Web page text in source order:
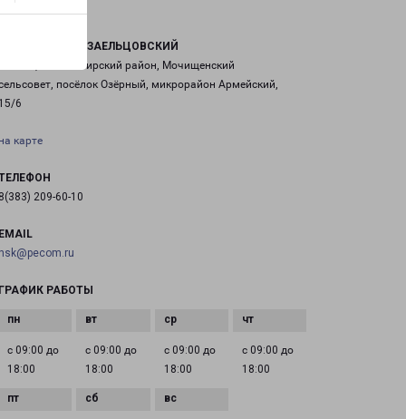
ЗАЕЛЬЦОВСКИЙ
Новосибирский район, Мочищенский
посёлок Озёрный, микрорайон Армейский,
6
карте
209-60-10
РАБОТЫ
с 09:00 до
18:00
с 09:00 до
18:00
с 09:00 до
18:00
с 09:00 до
18:00